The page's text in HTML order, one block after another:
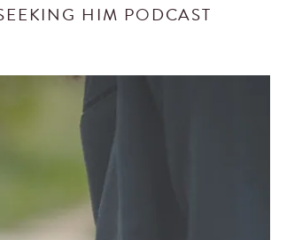
HIM PODCAST